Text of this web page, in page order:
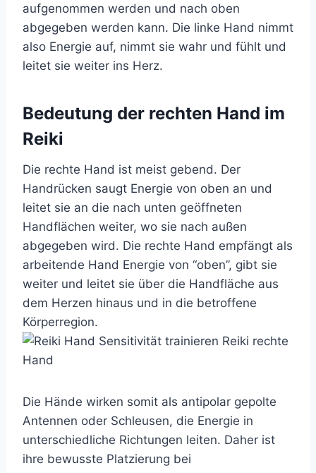
aufgenommen werden und nach oben
abgegeben werden kann. Die linke Hand nimmt
also Energie auf, nimmt sie wahr und fühlt und
leitet sie weiter ins Herz.
Bedeutung der rechten Hand im
Reiki
Die rechte Hand ist meist gebend. Der
Handrücken saugt Energie von oben an und
leitet sie an die nach unten geöffneten
Handflächen weiter, wo sie nach außen
abgegeben wird. Die rechte Hand empfängt als
arbeitende Hand Energie von “oben”, gibt sie
weiter und leitet sie über die Handfläche aus
dem Herzen hinaus und in die betroffene
Körperregion.
Die Hände wirken somit als antipolar gepolte
Antennen oder Schleusen, die Energie in
unterschiedliche Richtungen leiten. Daher ist
ihre bewusste Platzierung bei